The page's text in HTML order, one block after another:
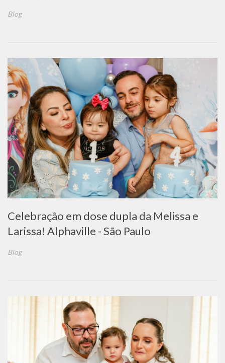
Blog
Celebração em dose dupla da Melissa e
Larissa! Alphaville - São Paulo
Blog